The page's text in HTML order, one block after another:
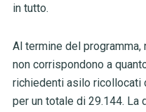
in tutto.
Al termine del
non corrispondono a
richiedenti asilo ricollocati
per un totale di 29.144.